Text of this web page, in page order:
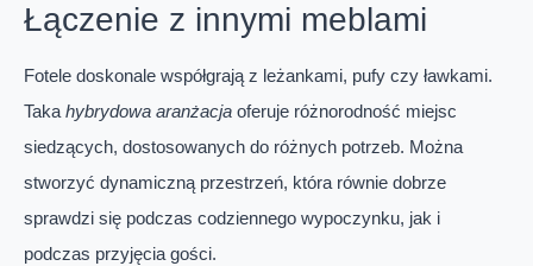
Łączenie z innymi meblami
Fotele doskonale współgrają z leżankami, pufy czy ławkami.
Taka hybrydowa aranżacja oferuje różnorodność miejsc
siedzących, dostosowanych do różnych potrzeb. Można
stworzyć dynamiczną przestrzeń, która równie dobrze
sprawdzi się podczas codziennego wypoczynku, jak i
podczas przyjęcia gości.